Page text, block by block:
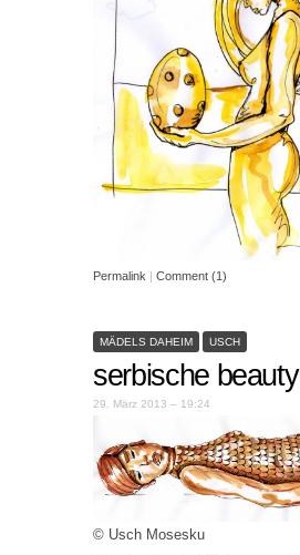
Permalink | Comment (1)
MÄDELS DAHEIM USCH
serbische beauty
29. März 2013 – 19:24
© Usch Mosesku